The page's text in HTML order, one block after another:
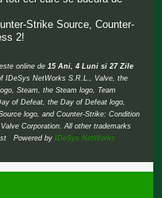
Strike Source, Counter-
2!
online de15 Ani, 4 Luni si 27 Zile
IDeSys NetWorks S.R.L., Valve, the
Steam, the Steam logo, Team
of Defeat, the Day of Defeat logo,
logo, and Counter-Strike: Condition
Corporation. All other trademarks
Powered byIDeSys NetWorks